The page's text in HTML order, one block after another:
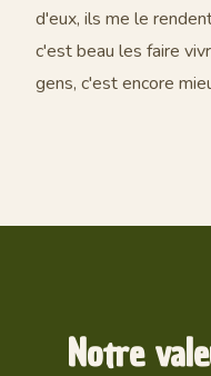
d'eux, ils me le
c'est beau les faire
gens, c'est encore
Notre